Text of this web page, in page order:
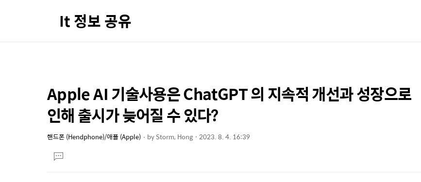
It 정보 공유
상
세
컨
텐
본
문
제
목
Apple AI 기술사용은 ChatGPT 의 지속적 개선과 성장으로
인해 출시가 늦어질 수 있다?
핸드폰 (Hendphone)/애플 (Apple) byStorm, Hong 2023. 8. 4. 16:39
문댓
글